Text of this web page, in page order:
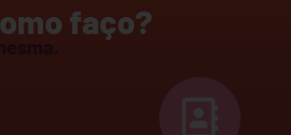
faço?